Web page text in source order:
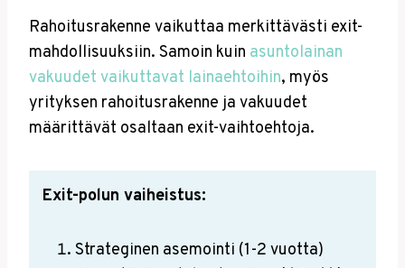
Rahoitusrakenne vaikuttaa merkittävästi exit-
mahdollisuuksiin. Samoin kuin asuntolainan
vakuudet vaikuttavat lainaehtoihin, myös
yrityksen rahoitusrakenne ja vakuudet
määrittävät osaltaan exit-vaihtoehtoja.
Exit-polun vaiheistus:
Strateginen asemointi (1-2 vuotta)